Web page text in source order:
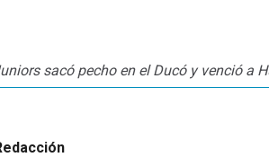
sacó pecho en el Ducó y venció a